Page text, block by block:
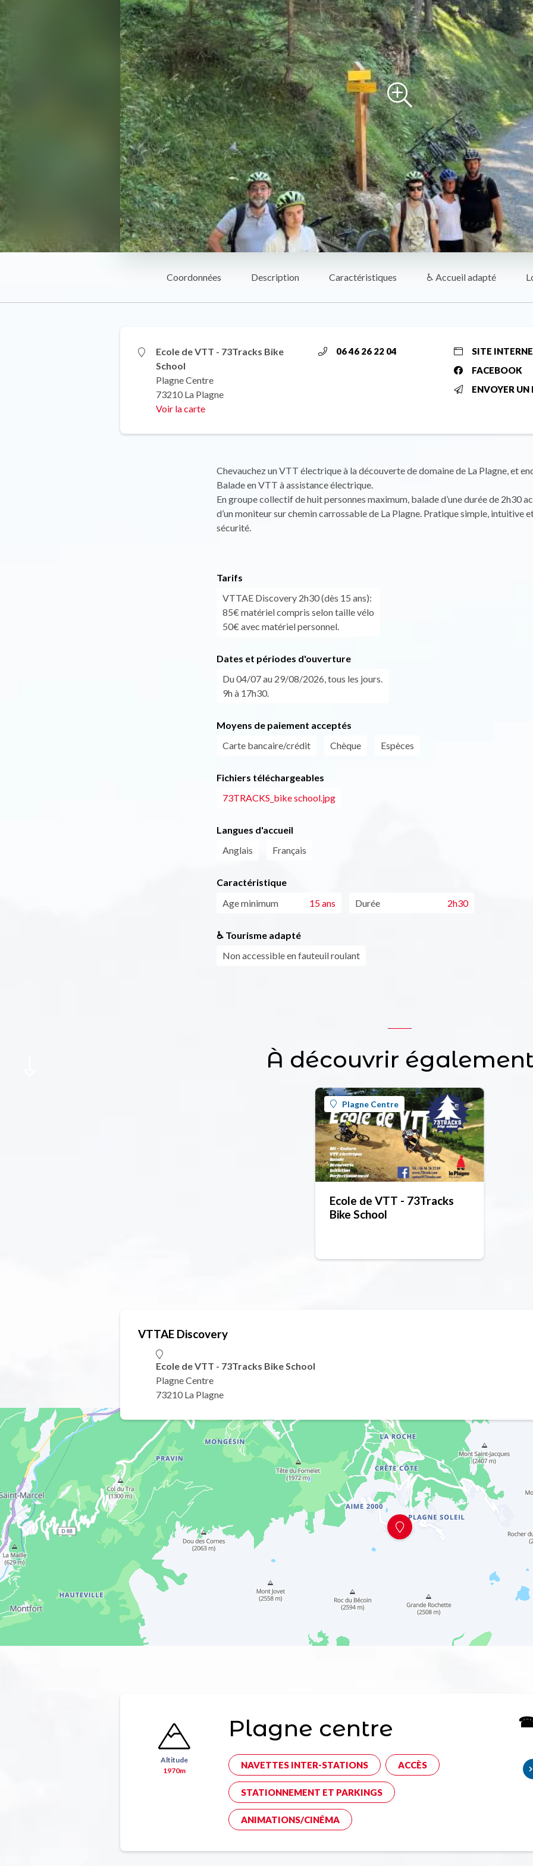
Coordonnées Description Caractéristiques ♿ Accueil adapté
Ecole de VTT - 73Tracks Bike
School
Plagne Centre
73210 La Plagne
Voir la carte
06 46 26 22 04
SITE
FACEBOOK
ENVOYER UN
Chevauchez un VTT électrique à la découverte de domaine de La Plagne, et
Balade en VTT à assistance électrique.
En groupe collectif de huit personnes maximum, balade d’une durée de 2h30
d’un moniteur sur chemin carrossable de La Plagne. Pratique simple, intuitive
sécurité.
Tarifs
VTTAE Discovery 2h30 (dès 15 ans):
85€ matériel compris selon taille vélo
50€ avec matériel personnel.
Dates et périodes d'ouverture
Du 04/07 au 29/08/2026, tous les jours.
9h à 17h30.
Moyens de paiement acceptés
Carte bancaire/crédit
Chèque Espèces
Fichiers téléchargeables
73TRACKS_bike school.jpg
Langues d'accueil
Anglais
Français
Caractéristique
Age minimum
15 ans Durée 2h30
♿ Tourisme adapté
Non accessible en fauteuil roulant
À découvrir
Plagne Centre
Ecole de VTT - 73Tracks
Bike School
VTTAE Discovery
Ecole de VTT - 73Tracks Bike School
Plagne Centre
73210 La Plagne
Altitude
1970m
Plagne centre
NAVETTES INTER-STATIONS ACCÈS
STATIONNEMENT ET PARKINGS
ANIMATIONS/CINÉMA
☎